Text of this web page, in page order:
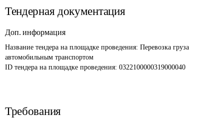
Тендерная документация
Доп. информация
Название тендера на площадке проведения: Перевозка груза
автомобильным транспортом
ID тендера на площадке проведения: 0322100000319000040
Требования